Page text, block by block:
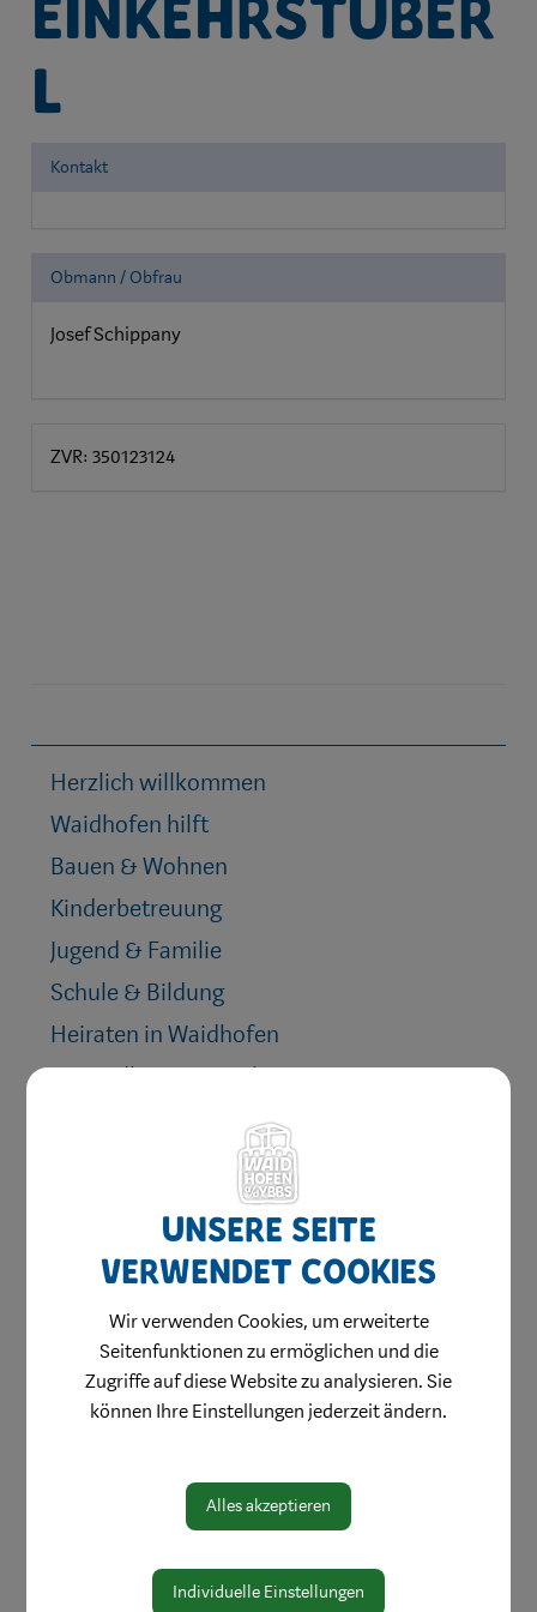
l
Kontakt
Obmann / Obfrau
Josef Schippany
ZVR: 350123124
Herzlich willkommen
Waidhofen hilft
Bauen & Wohnen
Kinderbetreuung
Jugend & Familie
Schule & Bildung
Heiraten in Waidhofen
Gesundheit & Soziales
Sport & Freizeit
Tradition
Musik
Kinder & Jugend
Im Alter
Pflege & Soziales
Feuerwehren & Rettung
Umwelt & Mobilität
Unsere Seite
verwendet Cookies
Wir verwenden Cookies, um erweiterte
Seitenfunktionen zu ermöglichen und die
Zugriffe auf diese Website zu analysieren. Sie
können Ihre Einstellungen jederzeit ändern.
Alles akzeptieren
Individuelle Einstellungen